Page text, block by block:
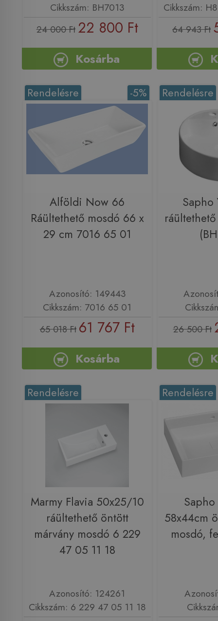
Cikkszám: BH7013
24 000 Ft 22 800 Ft
Kosárba
Cikkszám:
64 943 Ft
-5%
Rendelésre
Alföldi Now 66
Ráültethető mosdó 66 x
29 cm 7016 65 01
Azonosító: 149443
Cikkszám: 7016 65 01
65 018 Ft 61 767 Ft
Kosárba
Rendelésre
Sapho
26 500 Ft
Rendelésre
Marmy Flavia 50x25/10
ráültethető öntött
márvány mosdó 6 229
47 05 11 18
Azonosító: 124261
Cikkszám: 6 229 47 05 11 18
Rendelésre
58x44cm
mosdó,